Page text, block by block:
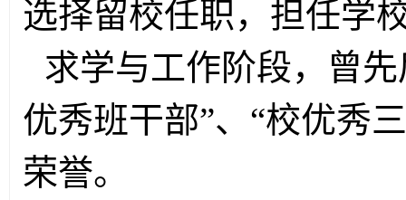
选择留校任职，担任学
求学与工作阶段，曾
优秀班干部”、“校优秀
荣誉。